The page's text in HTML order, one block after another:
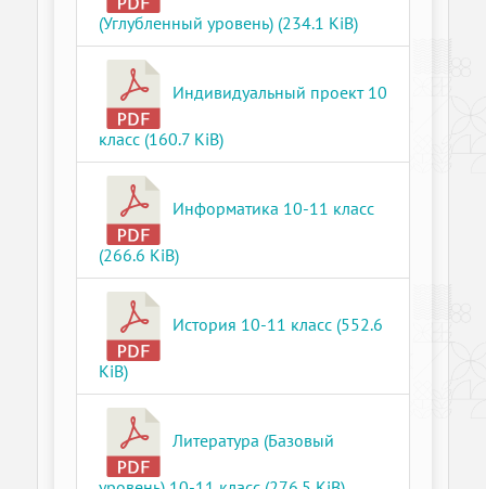
(Углубленный уровень) (234.1 KiB)
Индивидуальный проект 10
класс (160.7 KiB)
Информатика 10-11 класс
(266.6 KiB)
История 10-11 класс (552.6
KiB)
Литература (Базовый